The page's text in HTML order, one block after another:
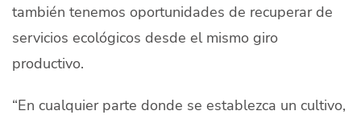
también tenemos oportunidades de recuperar de
servicios ecológicos desde el mismo giro
productivo.
“En cualquier parte donde se establezca un cultivo,